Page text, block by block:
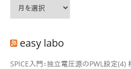
イ easy labo
SPICE入門：独立電圧源のPWL設定(4)